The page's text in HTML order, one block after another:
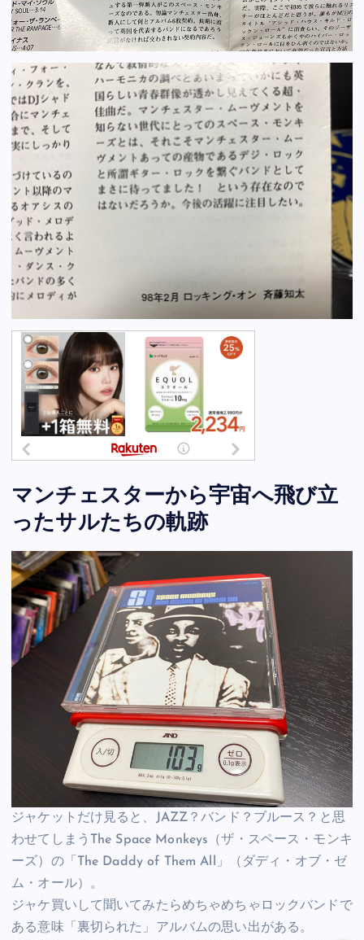
マンチェスターから宇宙へ飛び立
ったサルたちの軌跡
ジャケットだけ見ると、JAZZ？バンド？ブルース？と思
わせてしまうThe Space Monkeys（ザ・スペース・モンキ
ーズ）の「The Daddy of Them All」（ダディ・オブ・ゼ
ム・オール）。
ジャケ買いして聞いてみたらめちゃめちゃロックバンドで
ある意味「裏切られた」アルバムの思い出がある。